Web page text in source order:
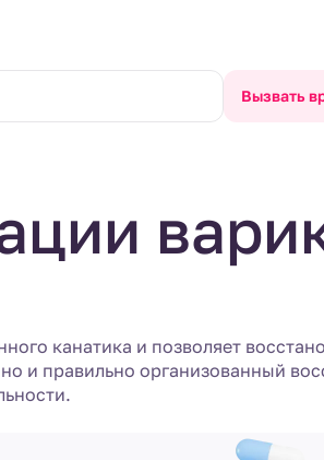
Вызвать
канатика и позволяет
и правильно организованный